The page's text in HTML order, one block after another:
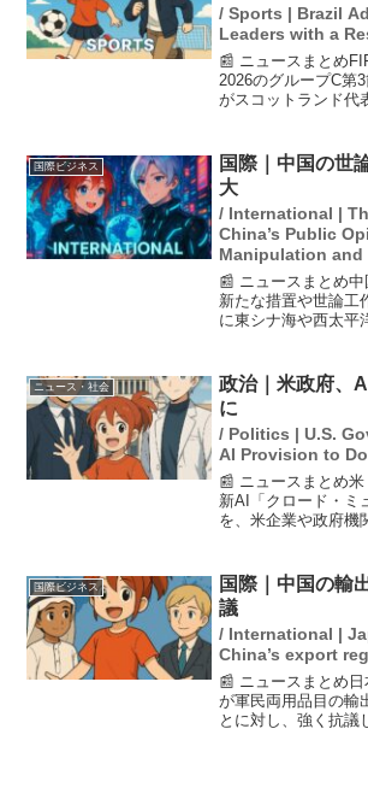
/ Sports | Brazil
Leaders with a
📰 ニュースまとめ
2026のグループC第
がスコットランド代
ルが2ゴールを決め
録しま...
国際ビジネス
国際｜中国の世
大
/ International |
China’s Public
Manipulation and
📰 ニュースまとめ
新たな措置や世論工
に東シナ海や西太平
を強化する機会をう
両国の海洋境界交渉
ニュース・社会
政治｜米政府、
に
/ Politics | U.S.
AI Provision to
📰 ニュースまとめ
新AI「クロード・ミ
を、米企業や政府機
海外企業への提供は
用管理の強化...
国際ビジネス
国際｜中国の輸
議
/ International |
China’s export
📰 ニュースまとめ
が軍民両用品目の輸
とに対し、強く抗議